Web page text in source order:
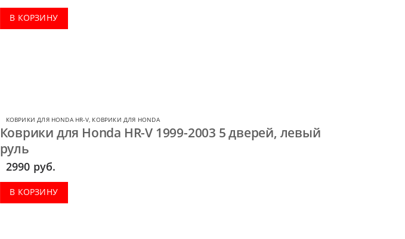
В КОРЗИНУ
КОВРИКИ ДЛЯ HONDA HR-V, КОВРИКИ ДЛЯ HONDA
Коврики для Honda HR-V 1999-2003 5 дверей, левый
руль
2990 руб.
В КОРЗИНУ